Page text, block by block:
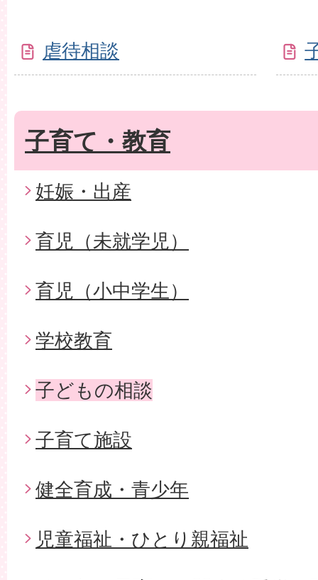
虐待相談
子育て・教育
妊娠・出産
育児（未就学児）
育児（小中学生）
学校教育
子どもの相談
子育て施設
健全育成・青少年
児童福祉・ひとり親福祉